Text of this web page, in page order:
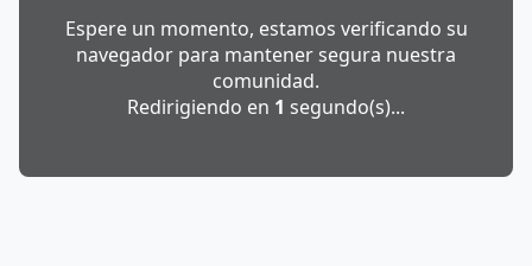
Espere un momento, estamos verificando su
navegador para mantener segura nuestra
comunidad.
Redirigiendo en 1 segundo(s)...